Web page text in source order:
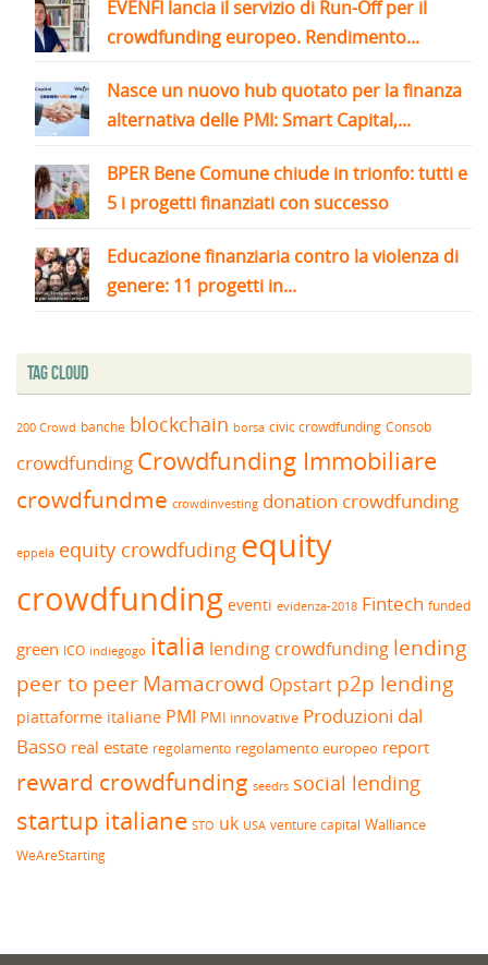
EVENFI lancia il servizio di Run-Off per il
crowdfunding europeo. Rendimento...
Nasce un nuovo hub quotato per la finanza
alternativa delle PMI: Smart Capital,...
BPER Bene Comune chiude in trionfo: tutti e
5 i progetti finanziati con successo
Educazione finanziaria contro la violenza di
genere: 11 progetti in...
Tag Cloud
200 Crowd banche blockchain borsa civic crowdfunding Consob
crowdfunding Crowdfunding Immobiliare
crowdfundme crowdinvesting donation crowdfunding
eppela equity crowdfuding equity
crowdfunding eventi evidenza-2018 Fintech funded
green ICO indiegogo italia lending crowdfunding lending
peer to peerMamacrowd Opstart p2p lending
piattaforme italiane PMI PMI innovative Produzioni dal
Basso real estate regolamento regolamento europeo report
reward crowdfunding seedrs social lending
startup italiane STO uk USA venture capital Walliance
WeAreStarting